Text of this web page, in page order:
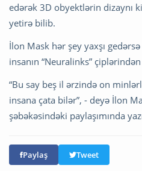
edərək 3D obyektlərin dizaynı
yetirə bilib.
İlon Mask hər şey yaxşı
insanın “Neuralinks”
“Bu say beş il ərzində on
insana çata bilər”, - deyə İlon
şəbəkəsindəki paylaşımında
Paylaş Tweet